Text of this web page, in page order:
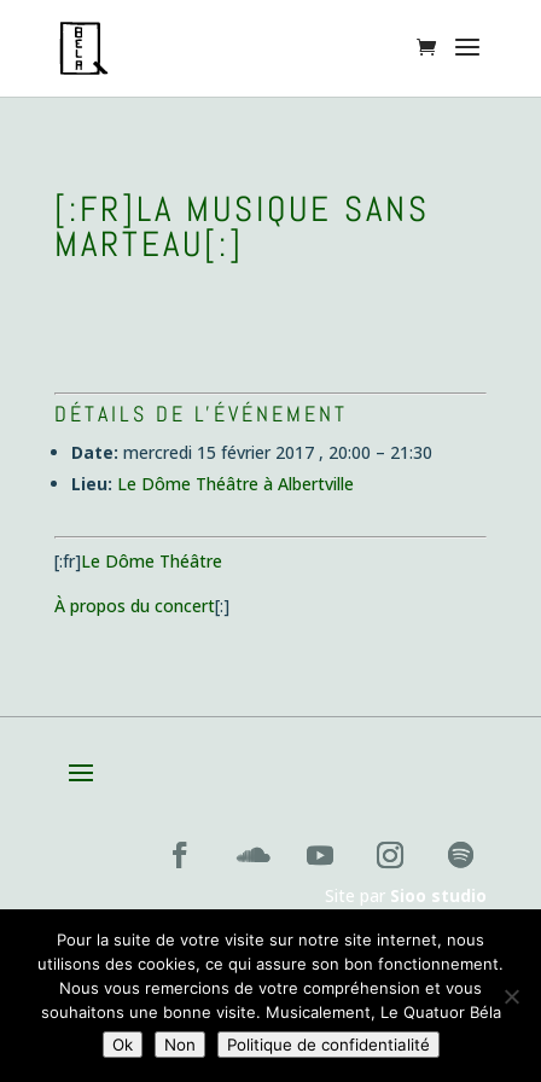
[:FR]LA MUSIQUE SANS
MARTEAU[:]
DÉTAILS DE L'ÉVÉNEMENT
Date: mercredi 15 février 2017 , 20:00 – 21:30
Lieu: Le Dôme Théâtre à Albertville
[:fr]Le Dôme Théâtre
À propos du concert[:]
Site par Sioo studio
Pour la suite de votre visite sur notre site internet, nous
utilisons des cookies, ce qui assure son bon fonctionnement.
Nous vous remercions de votre compréhension et vous
souhaitons une bonne visite. Musicalement, Le Quatuor Béla
Ok
Non Politique de confidentialité